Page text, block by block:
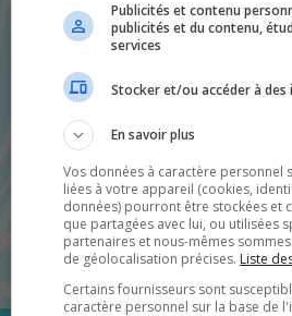
Publicités et contenu
publicités et du contenu,
services
Stocker et/ou accéder à
En savoir plus
Vos données à caractère
liées à votre appareil (cookies,
données) pourront être stockées et
que partagées avec lui, ou utilisées
partenaires et nous-mêmes
de géolocalisation précises. Liste
Certains fournisseurs sont
caractère personnel sur la base de